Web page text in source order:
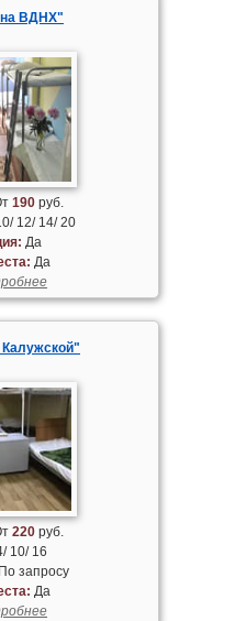
ВДНХ"
190 руб.
12/ 14/ 20
Да
Да
220 руб.
10/ 16
По запросу
Да